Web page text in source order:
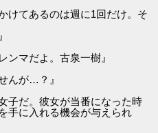
けてあるのは週に1回だけ。そ
ンマだよ。古泉一樹』
んが…？』
子だ。彼女が当番になった時
手に入れる機会が与えられ